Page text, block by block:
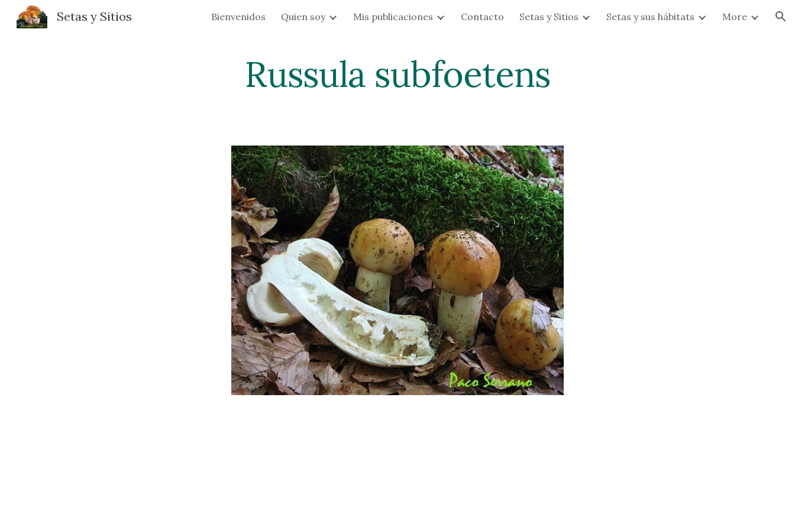
Skip to main content Skip to navigation
Setas y Sitios Bienvenidos Quien soy Mis publicaciones Contacto Setas y Sitios Setas y sus hábitats More
Russula subfoetens